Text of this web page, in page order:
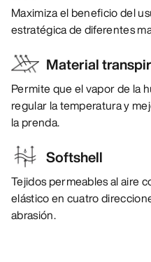
Maximiza el beneficio del
estratégica de diferentes
Material
Permite que el vapor de la
regular la temperatura y
la prenda.
Softshell
Tejidos permeables al aire
elástico en cuatro
abrasión.